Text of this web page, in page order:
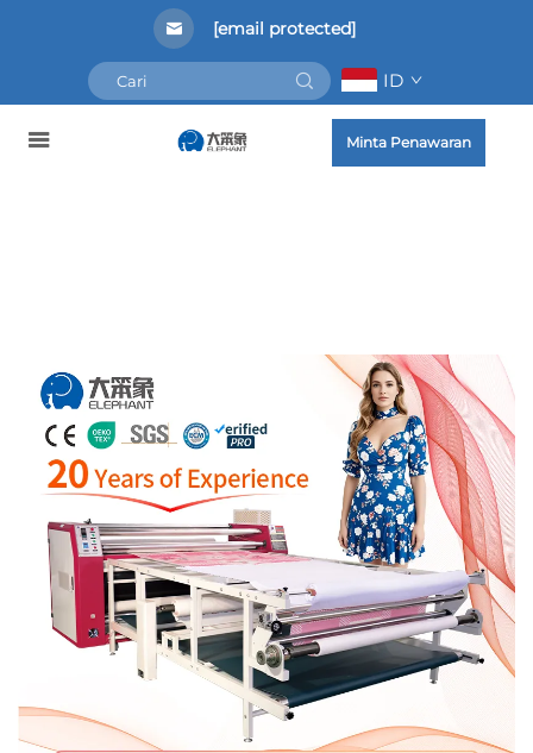
[email protected]
ID
Minta Penawaran